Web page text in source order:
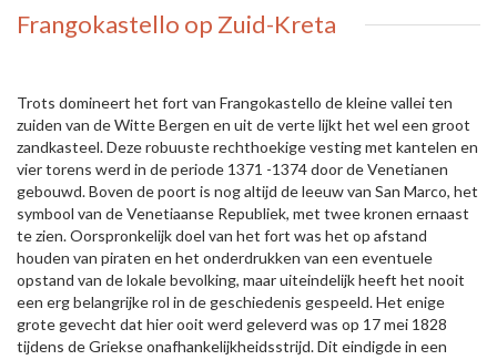
Frangokastello op Zuid-Kreta
Trots domineert het fort van Frangokastello de kleine vallei ten
zuiden van de Witte Bergen en uit de verte lijkt het wel een groot
zandkasteel. Deze robuuste rechthoekige vesting met kantelen en
vier torens werd in de periode 1371 -1374 door de Venetianen
gebouwd. Boven de poort is nog altijd de leeuw van San Marco, het
symbool van de Venetiaanse Republiek, met twee kronen ernaast
te zien. Oorspronkelijk doel van het fort was het op afstand
houden van piraten en het onderdrukken van een eventuele
opstand van de lokale bevolking, maar uiteindelijk heeft het nooit
een erg belangrijke rol in de geschiedenis gespeeld. Het enige
grote gevecht dat hier ooit werd geleverd was op 17 mei 1828
tijdens de Griekse onafhankelijkheidsstrijd. Dit eindigde in een